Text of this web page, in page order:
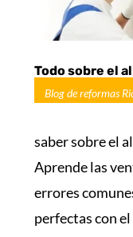
Todo sobre el
Blog de reformas
saber sobre el
Aprende las
errores
perfectas con